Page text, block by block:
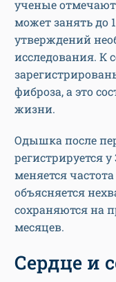
ученые
может занять до
утверждений
исследования. К
фиброза, а это
жизни.
Одышка после
регистрируется
меняется
объясняется
сохраняются на
месяцев.
Сердце и